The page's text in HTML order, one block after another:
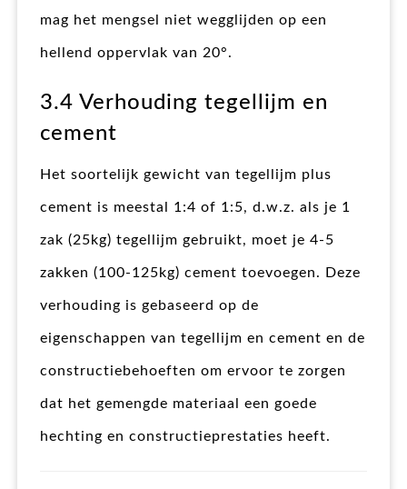
mag het mengsel niet wegglijden op een
hellend oppervlak van 20°.
3.4 Verhouding tegellijm en
cement
Het soortelijk gewicht van tegellijm plus
cement is meestal 1:4 of 1:5, d.w.z. als je 1
zak (25kg) tegellijm gebruikt, moet je 4-5
zakken (100-125kg) cement toevoegen. Deze
verhouding is gebaseerd op de
eigenschappen van tegellijm en cement en de
constructiebehoeften om ervoor te zorgen
dat het gemengde materiaal een goede
hechting en constructieprestaties heeft.